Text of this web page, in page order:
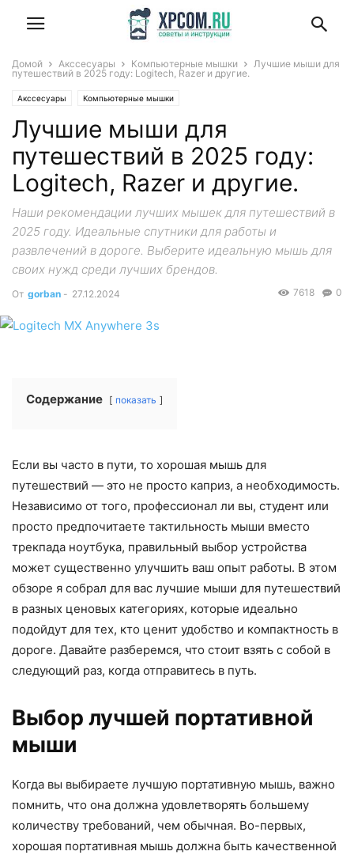
Домой Акссесуары Компьютерные мышки
Лучшие мыши для
путешествий в 2025 году: Logitech, Razer и другие.
Акссесуары Компьютерные мышки
Лучшие мыши для
путешествий в 2025 году:
Logitech, Razer и другие.
Наши рекомендации лучших мышек для путешествий в
2025 году. Идеальные спутники для работы и
развлечений в дороге. Выберите идеальную мышь для
своих нужд среди лучших брендов.
От gorban - 27.12.2024 0
7618
Содержание показать
Если вы часто в пути, то хорошая мышь для
путешествий — это не просто каприз, а необходимость.
Независимо от того, профессионал ли вы, студент или
просто предпочитаете тактильность мыши вместо
трекпада ноутбука, правильный выбор устройства
может существенно улучшить ваш опыт работы. В этом
обзоре я собрал для вас лучшие мыши для путешествий
в разных ценовых категориях, которые идеально
подойдут для тех, кто ценит удобство и компактность в
дороге. Давайте разберемся, что стоит взять с собой в
следующий раз, когда отправитесь в путь.
Выбор лучшей портативной
мыши
Когда вы выбираете лучшую портативную мышь, важно
помнить, что она должна удовлетворять большему
количеству требований, чем обычная. Во-первых,
хорошая портативная мышь должна быть качественной